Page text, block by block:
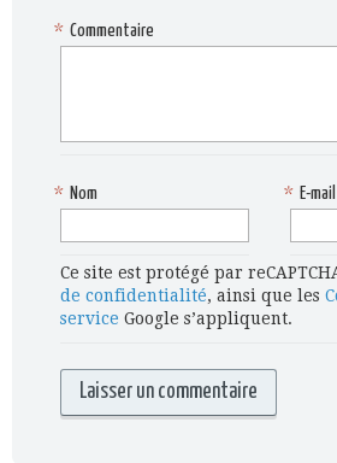
Commentaire
*
Nom
* E-mail
*
Ce site est protégé par
de confidentialité, ainsi que les
service Google s’appliquent.